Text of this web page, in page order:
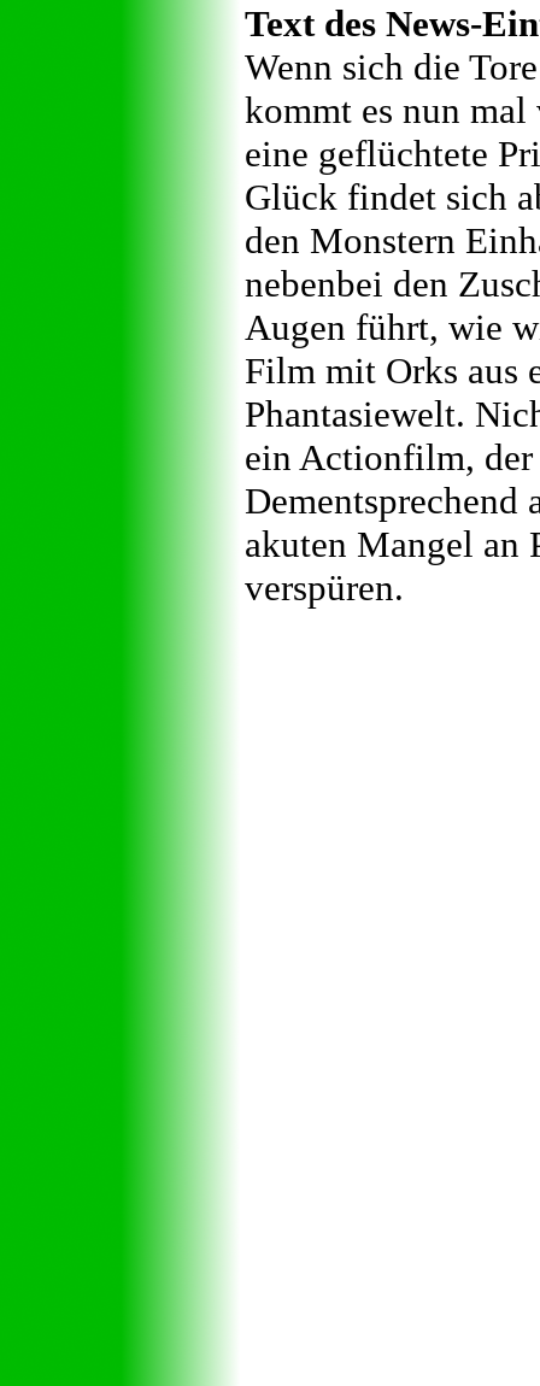
Text des News-
Wenn sich die
kommt es nun mal
eine geflüchtete
Glück findet sich
den Monstern
nebenbei den
Augen führt, wie
Film mit Orks aus
Phantasiewelt.
ein Actionfilm, der
Dementsprechend
akuten Mangel an
verspüren.